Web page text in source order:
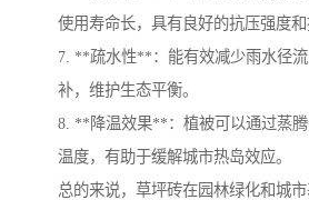
使用寿命长，具有良好的抗压强度和
7. **疏水性**：能有效减少雨水径流
补，维护生态平衡。
8. **降温效果**：植被可以通过蒸
温度，有助于缓解城市热岛效应。
总的来说，草坪砖在园林绿化和城